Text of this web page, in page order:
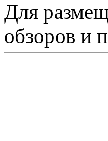
Для
обзоров и